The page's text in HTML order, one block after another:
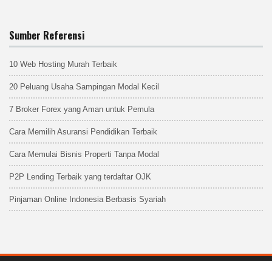
Sumber Referensi
10 Web Hosting Murah Terbaik
20 Peluang Usaha Sampingan Modal Kecil
7 Broker Forex yang Aman untuk Pemula
Cara Memilih Asuransi Pendidikan Terbaik
Cara Memulai Bisnis Properti Tanpa Modal
P2P Lending Terbaik yang terdaftar OJK
Pinjaman Online Indonesia Berbasis Syariah